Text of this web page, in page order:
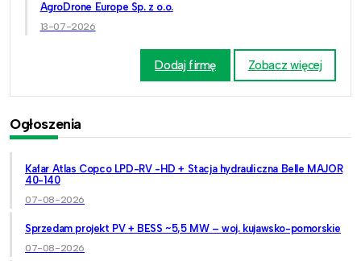
AgroDrone Europe Sp. z o.o.
13-07-2026
Dodaj firmę Zobacz więcej
Ogłoszenia
Kafar Atlas Copco LPD-RV -HD + Stacja hydrauliczna Belle MAJOR
40-140
07-08-2026
Sprzedam projekt PV + BESS ~5,5 MW – woj. kujawsko-pomorskie
07-08-2026